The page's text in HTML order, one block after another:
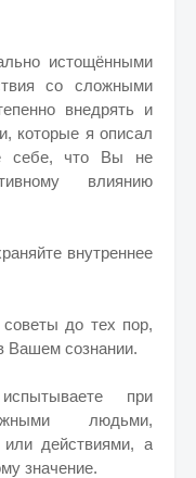
истощёнными
со сложными
внедрять и
которые я описал
себе, что Вы не
влиянию
внутреннее
до тех пор,
Вашем сознании.
при
людьми,
действиями, а
значение.